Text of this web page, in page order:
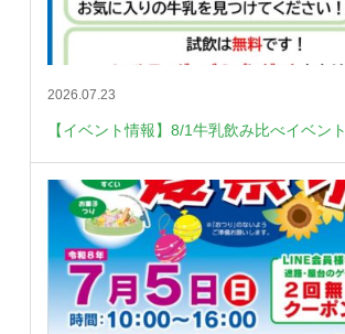
2026.07.23
【イベント情報】8/1牛乳飲み比べイベント